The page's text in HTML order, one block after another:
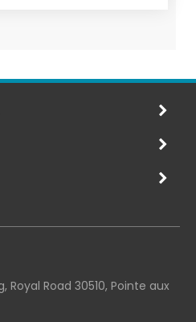
Royal Road 30510, Pointe aux